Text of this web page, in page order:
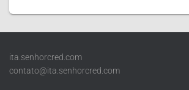
ita.senhorcred.com
contato@ita.senhorcred.com